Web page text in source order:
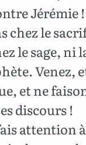
Jérémie
chez le
le sage, ni
Venez,
et ne
discours !
attention